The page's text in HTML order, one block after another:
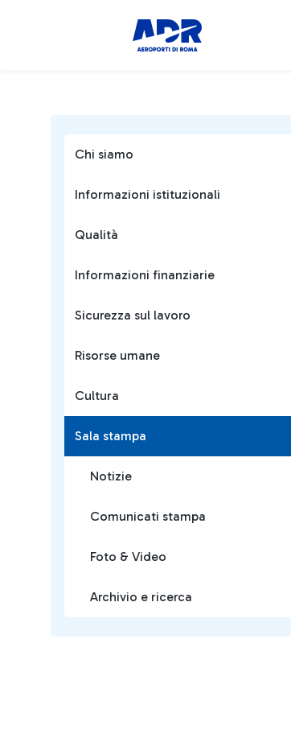
Chi siamo
Informazioni istituzionali
Qualità
Informazioni finanziarie
Sicurezza sul lavoro
Risorse umane
Cultura
Sala stampa
Notizie
Comunicati stampa
Foto & Video
Archivio e ricerca